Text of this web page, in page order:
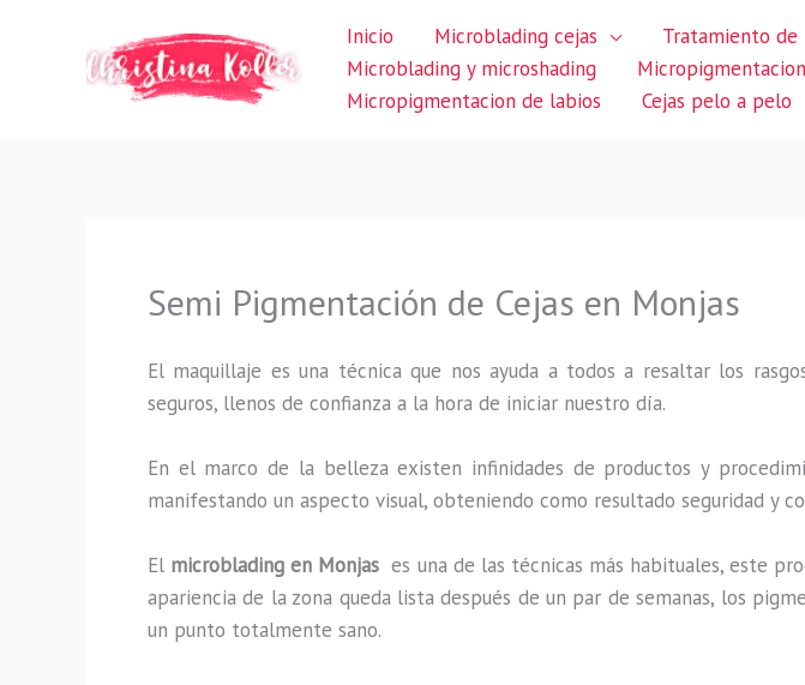
Inicio Microblading cejas Tratamiento de
Microblading y microshading
Micropigmentacion
Micropigmentacion de labios
Cejas pelo a pelo
Semi Pigmentación de Cejas en Monjas
El maquillaje es una técnica que nos ayuda a todos a resaltar los
seguros, llenos de confianza a la hora de iniciar nuestro día.
En el marco de la belleza existen infinidades de productos y
manifestando un aspecto visual, obteniendo como resultado seguridad y
El microblading en Monjases una de las técnicas más habituales, este
apariencia de la zona queda lista después de un par de semanas, los
un punto totalmente sano.